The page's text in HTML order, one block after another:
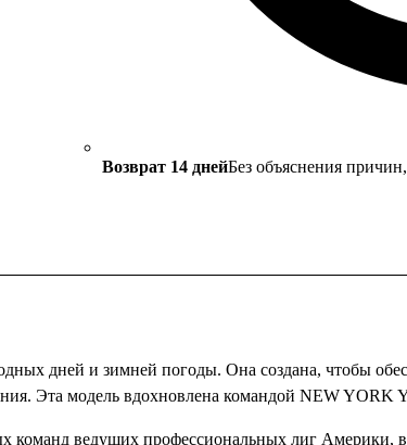
Возврат 14 днейБез объяснения
дней и зимней погоды. Она создана, чтобы
Эта модель вдохновлена ​​командой NEW YORK
команд ведущих профессиональных лиг